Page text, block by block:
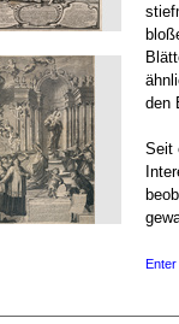
den
Seit